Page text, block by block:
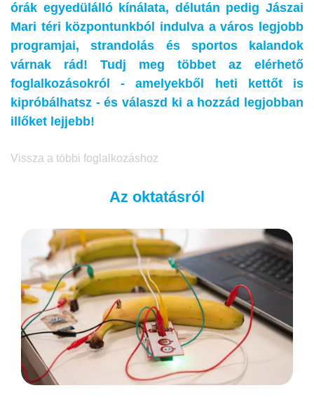
órák egyedülálló kínálata, délután pedig Jászai
Mari téri központunkból indulva a város legjobb
programjai, strandolás és sportos kalandok
várnak rád! Tudj meg többet az elérhető
foglalkozásokról - amelyekből heti kettőt is
kipróbálhatsz - és válaszd ki a hozzád legjobban
illőket lejjebb!
Vissza a többi foglalkozáshoz
Az oktatásról